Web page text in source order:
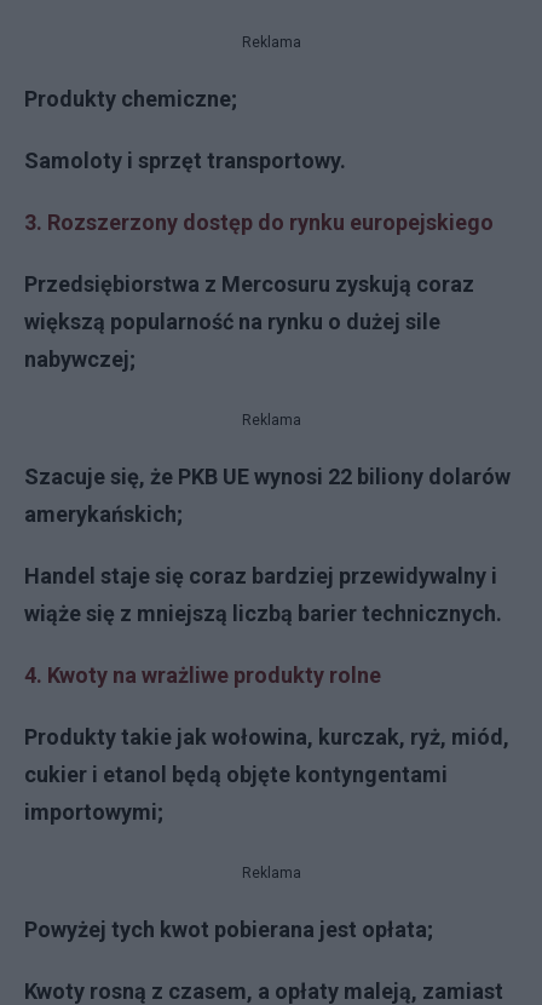
Reklama
Produkty chemiczne;
Samoloty i sprzęt transportowy.
3. Rozszerzony dostęp do rynku europejskiego
Przedsiębiorstwa z Mercosuru zyskują coraz
większą popularność na rynku o dużej sile
nabywczej;
Reklama
Szacuje się, że PKB UE wynosi 22 biliony dolarów
amerykańskich;
Handel staje się coraz bardziej przewidywalny i
wiąże się z mniejszą liczbą barier technicznych.
4. Kwoty na wrażliwe produkty rolne
Produkty takie jak wołowina, kurczak, ryż, miód,
cukier i etanol będą objęte kontyngentami
importowymi;
Reklama
Powyżej tych kwot pobierana jest opłata;
Kwoty rosną z czasem, a opłaty maleją, zamiast